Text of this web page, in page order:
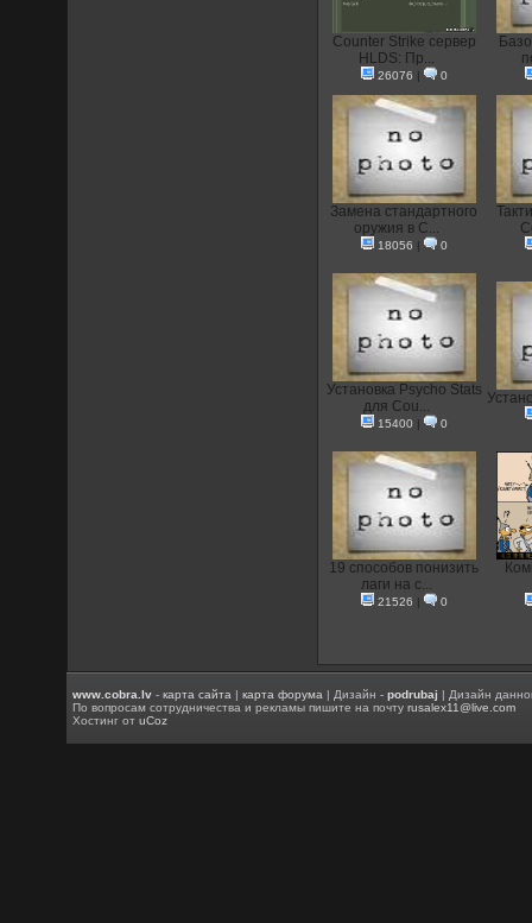
Counter Strike сервер
HLDS: Пр...
26076 | 0
Замена стандартного
оружия в C...
18056 | 0
Установка Psycho Stats
для Cou...
15400 | 0
19 способов понизить
лаги на с...
21526 | 0
www.cobra.lv -карта сайта |карта форума | Дизайн -podrubaj | Дизайн
По вопросам сотрудничества и рекламы пишите на почтуrusalex11@live.com
Хостинг отuCoz